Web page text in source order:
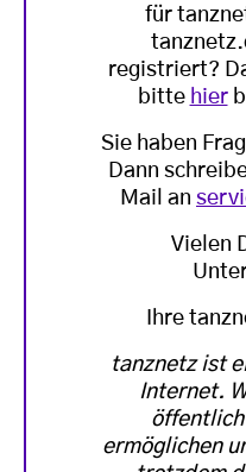
für
registriert?
bitte hier
Sie haben
Dann
Mail an
Vielen
Ihre
tanznetz ist
Internet.
ermöglichen